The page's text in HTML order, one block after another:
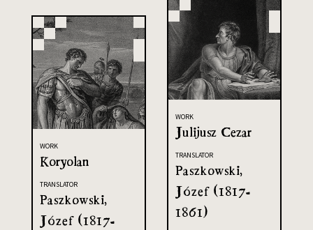
WORK
Julijusz Cezar
TRANSLATOR
Paszkowski,
Józef (1817-
1861)
WORK
Koryolan
TRANSLATOR
Paszkowski,
Józef (1817-